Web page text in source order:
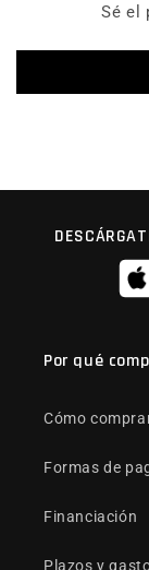
Sé el
Por qué
Cómo
Formas de
Financiación
Plazos y